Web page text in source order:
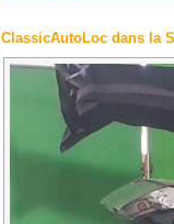
ClassicAutoLoc dans la